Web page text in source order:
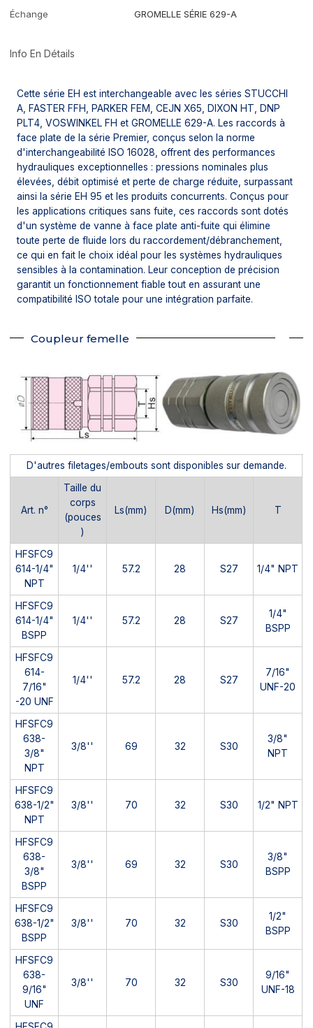
Échange
GROMELLE SÉRIE 629-A
Info En Détails
Cette série EH est interchangeable avec les séries STUCCHI
A, FASTER FFH, PARKER FEM, CEJN X65, DIXON HT, DNP
PLT4, VOSWINKEL FH et GROMELLE 629-A. Les raccords à
face plate de la série Premier, conçus selon la norme
d'interchangeabilité ISO 16028, offrent des performances
hydrauliques exceptionnelles : pressions nominales plus
élevées, débit optimisé et perte de charge réduite, surpassant
ainsi la série EH 95 et les produits concurrents. Conçus pour
les applications critiques sans fuite, ces raccords sont dotés
d'un système de vanne à face plate anti-fuite qui élimine
toute perte de fluide lors du raccordement/débranchement,
ce qui en fait le choix idéal pour les systèmes hydrauliques
sensibles à la contamination. Leur conception de précision
garantit un fonctionnement fiable tout en assurant une
compatibilité ISO totale pour une intégration parfaite.
Coupleur femelle
D'autres filetages/embouts sont disponibles sur demande.
Art. n°
Taille du
corps
(pouces
)
Ls(mm) D(mm) Hs(mm) T
HFSFC9
614-1/4"
NPT
1/4'' 57.2 28 S27 1/4" NPT
HFSFC9
614-1/4"
BSPP
1/4'' 57.2 28 S27
1/4"
BSPP
HFSFC9
614-
7/16"
-20 UNF
1/4'' 57.2 28 S27
7/16"
UNF-20
HFSFC9
638-
3/8"
NPT
3/8'' 69 32 S30
3/8"
NPT
HFSFC9
638-1/2"
NPT
3/8'' 70 32 S30 1/2" NPT
HFSFC9
638-
3/8"
BSPP
3/8'' 69 32 S30
3/8"
BSPP
HFSFC9
638-1/2"
BSPP
3/8'' 70 32 S30
1/2"
BSPP
HFSFC9
638-
9/16"
UNF
3/8'' 70 32 S30
9/16"
UNF-18